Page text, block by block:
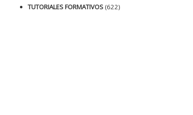
TUTORIALES FORMATIVOS(622)